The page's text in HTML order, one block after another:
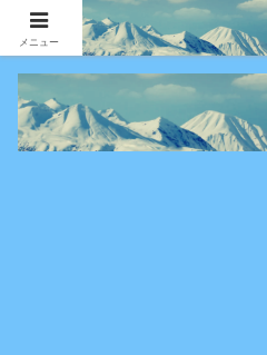
アニメ・漫画・VOD作品の見どころ、配
品別・ジャンル別に分かりやす
メニュー